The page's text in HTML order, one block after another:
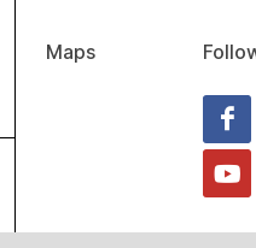
Maps